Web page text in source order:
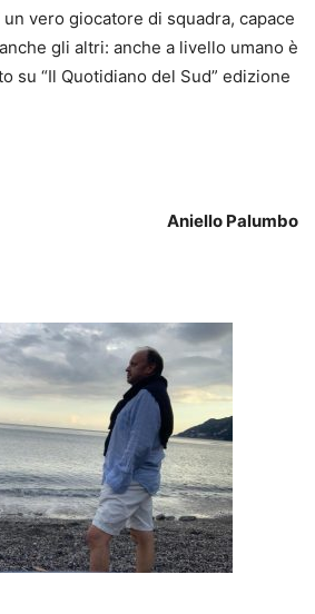
vero giocatore di squadra, capace
gli altri: anche a livello umano è
su “Il Quotidiano del Sud” edizione
Aniello Palumbo